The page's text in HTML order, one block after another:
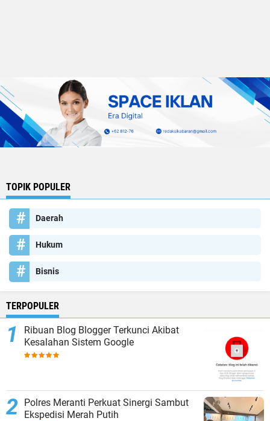
TOPIK POPULER
Daerah
Hukum
Bisnis
TERPOPULER
Ribuan Blog Blogger Terkunci Akibat
Kesalahan Sistem Google
Polres Meranti Perkuat Sinergi Sambut
Ekspedisi Merah Putih